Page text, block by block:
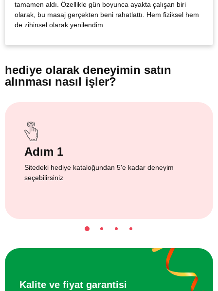
tamamen aldı. Özellikle gün boyunca ayakta çalışan biri
olarak, bu masaj gerçekten beni rahatlattı. Hem fiziksel hem
de zihinsel olarak yenilendim.
hediye olarak deneyimin satın
alınması nasıl işler?
Adım 1
Sitedeki hediye kataloğundan 5'e kadar deneyim
seçebilirsiniz
Kalite ve fiyat garantisi